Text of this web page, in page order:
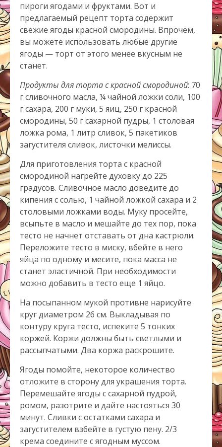
пироги ягодами и фруктами. Вот и
предлагаемый рецепт торта содержит
свежие ягоды красной смородины. Впрочем,
вы можете использовать любые другие
ягоды — торт от этого менее вкусным не
станет.
Продукты для торта с красной смородиной: 70
г сливочного масла, ¼ чайной ложки соли, 100
г сахара, 200 г муки, 5 яиц, 250 г красной
смородины, 50 г сахарной пудры, 1 столовая
ложка рома, 1 литр сливок, 5 пакетиков
загустителя сливок, листочки мелиссы.
Для приготовления торта с красной
смородиной нагрейте духовку до 225
градусов. Сливочное масло доведите до
кипения с солью, 1 чайной ложкой сахара и 2
столовыми ложками воды. Муку просейте,
всыпьте в масло и мешайте до тех пор, пока
тесто не начнет отставать от дна кастрюли.
Переложите тесто в миску, вбейте в него
яйца по одному и месите, пока масса не
станет эластичной. При необходимости
можно добавить в тесто еще 1 яйцо.
На посыпанном мукой противне нарисуйте
круг диаметром 26 см. Выкладывая по
контуру круга тесто, испеките 5 тонких
коржей. Коржи должны быть светлыми и
рассыпчатыми. Два коржа раскрошите.
Ягоды помойте, некоторое количество
отложите в сторону для украшения торта.
Перемешайте ягоды с сахарной пудрой,
ромом, разотрите и дайте настояться 30
минут. Сливки с остатками сахара и
загустителем взбейте в густую пену. 2/3
крема соедините с ягодным муссом.